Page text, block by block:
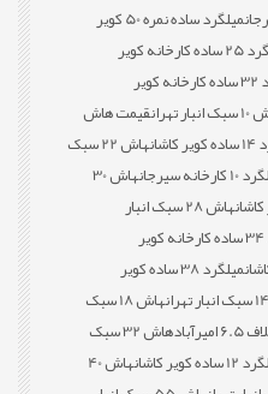
میلگرد ساده نمره 50 کویر
میلگرد 25 ساده کارخانه کویر
میلگرد 32 ساده کارخانه کویر
تهران
قیمت هاش
هاش 22 سبک
سیرجان
هاش 30
هاش 28 سبک انبار
میلگرد 34 ساده کارخانه کویر
میلگرد 38 ساده کویر
هاش 18 سبک
هاش 32 سبک
کویر کاشان
هاش 40